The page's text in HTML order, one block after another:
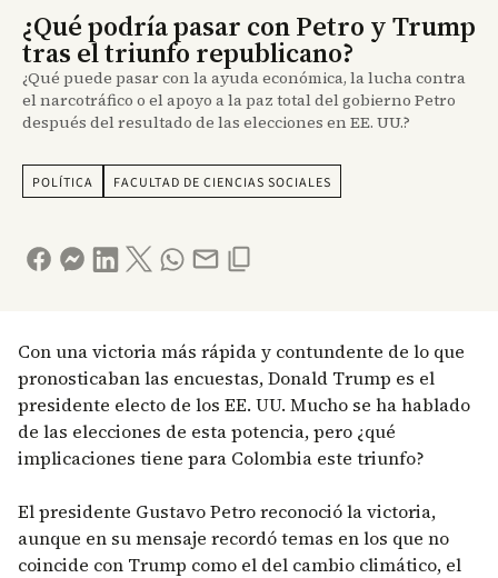
¿Qué podría pasar con Petro y Trump
tras el triunfo republicano?
¿Qué puede pasar con la ayuda económica, la lucha contra
el narcotráfico o el apoyo a la paz total del gobierno Petro
después del resultado de las elecciones en EE. UU.?
POLÍTICA FACULTAD DE CIENCIAS SOCIALES
Con una victoria más rápida y contundente de lo que
pronosticaban las encuestas, Donald Trump es el
presidente electo de los EE. UU. Mucho se ha hablado
de las elecciones de esta potencia, pero ¿qué
implicaciones tiene para Colombia este triunfo?
El presidente Gustavo Petro reconoció la victoria,
aunque en su mensaje recordó temas en los que no
coincide con Trump como el del cambio climático, el